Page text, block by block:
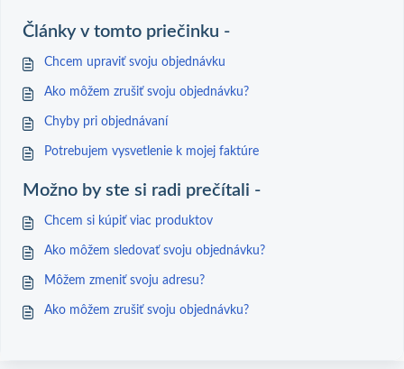
Články v tomto priečinku -
Chcem upraviť svoju objednávku
Ako môžem zrušiť svoju objednávku?
Chyby pri objednávaní
Potrebujem vysvetlenie k mojej faktúre
Možno by ste si radi prečítali -
Chcem si kúpiť viac produktov
Ako môžem sledovať svoju objednávku?
Môžem zmeniť svoju adresu?
Ako môžem zrušiť svoju objednávku?